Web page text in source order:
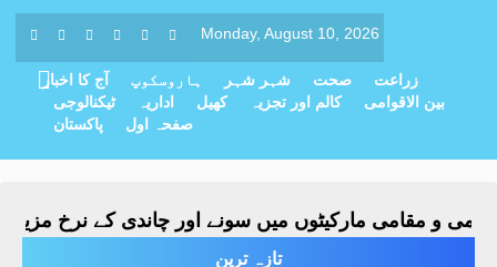
Monday, August 10, 2026
آج کا اخبار ہاروسکوپ شہر شہر صحت
زراعت
ٹیکنالوجی
اداریہ کھیل کالم اور تجزیہ
بین الاقوامی
پاکستان
صفحہ اول
و مقامی مارکیٹوں میں سونے اور چاندی کے نرخ مزید بڑھ
تازہ ترین